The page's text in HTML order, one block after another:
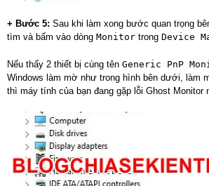
+ Bước 5: Sau khi làm xong bước quan trọng
tìm và bấm vào dòng Monitor trong Device
Nếu thấy 2 thiết bị cùng tên Generic PnP
Windows làm mờ như trong hình bên dưới, làm
thì máy tính của bạn đang gặp lỗi Ghost Monitor